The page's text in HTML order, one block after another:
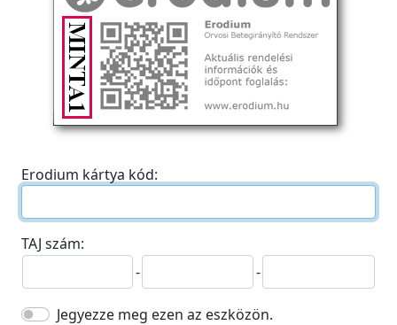
Erodium kártya kód:
TAJ szám:
-
-
Jegyezze meg ezen az eszközön.